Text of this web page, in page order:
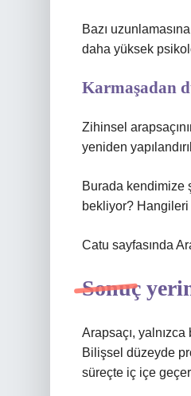
Bazı
daha yüksek
Karmaşadan
Zihinsel
yeniden
Burada kendimize
bekliyor? Hangileri
Catu sayfasında
Sonuç
Arapsaçı,
Bilişsel düzeyde
süreçte iç içe